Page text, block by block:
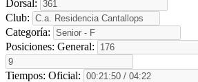
Dorsal:
Club:
Categoría:
Posiciones: General:
Tiempos: Oficial: